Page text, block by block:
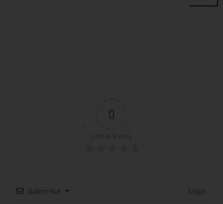
0
Article Rating
Subscribe Login